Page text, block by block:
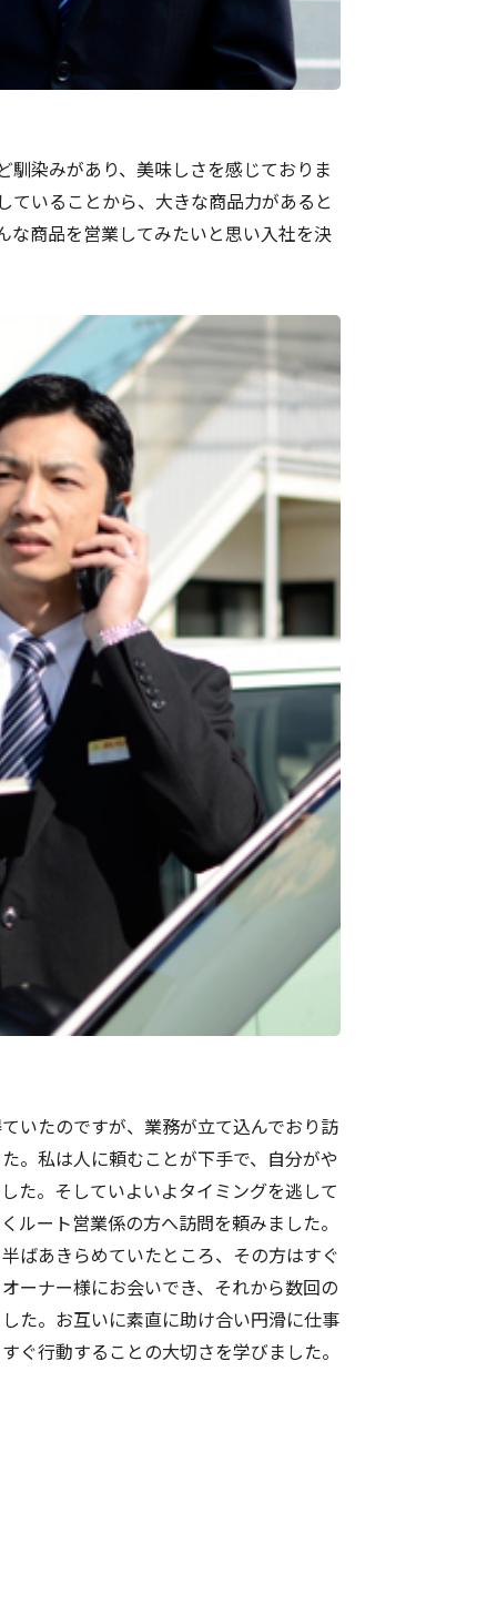
馴染みがあり、美味しさを感じておりま
いることから、大きな商品力があると
な商品を営業してみたいと思い入社を決
いたのですが、業務が立て込んでおり訪
。私は人に頼むことが下手で、自分がや
た。そしていよいよタイミングを逃して
ルート営業係の方へ訪問を頼みました。
ばあきらめていたところ、その方はすぐ
ーナー様にお会いでき、それから数回の
た。お互いに素直に助け合い円滑に仕事
ぐ行動することの大切さを学びました。